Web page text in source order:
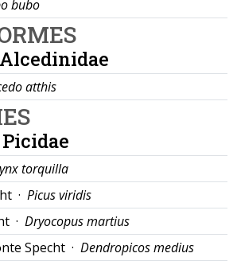
bubo
Alcedinidae
atthis
Picidae
torquilla
· Picus viridis
· Dryocopus martius
Specht · Dendropicos medius